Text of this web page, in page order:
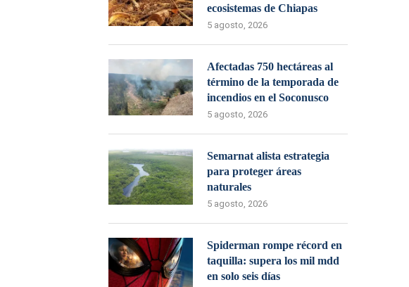
ecosistemas de Chiapas
5 agosto, 2026
Afectadas 750 hectáreas al
término de la temporada de
incendios en el Soconusco
5 agosto, 2026
Semarnat alista estrategia
para proteger áreas
naturales
5 agosto, 2026
Spiderman rompe récord en
taquilla: supera los mil mdd
en solo seis días